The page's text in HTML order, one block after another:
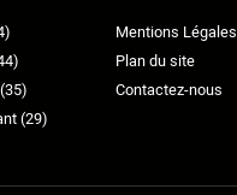
(29)
Mentions Légales
Plan du site
Contactez-nous